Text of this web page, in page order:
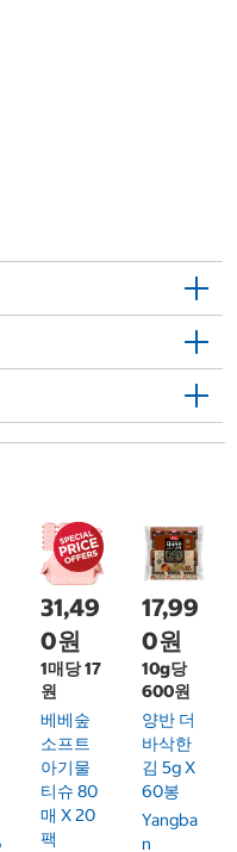
31,49
0원
1매당 17
원
베베숲
소프트
아기물
티슈 80
매 X 20
팩
17,99
0원
10g당
600원
양반 더
바삭한
김 5g X
60봉
Yangba
N